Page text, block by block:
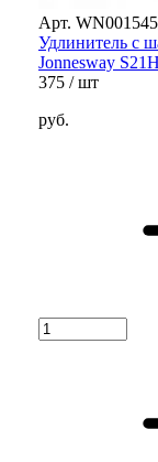
Арт.
Удлинитель с
Jonnesway
375 / шт
руб.